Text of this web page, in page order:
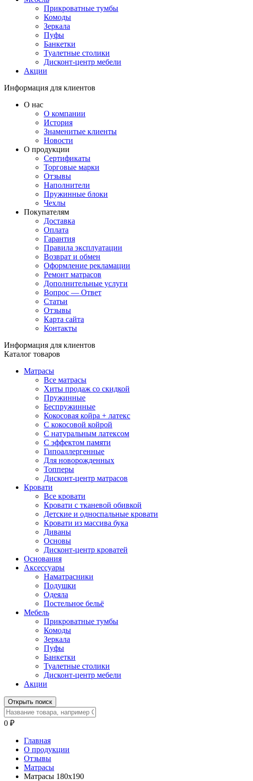
Прикроватные тумбы
Комоды
Зеркала
Пуфы
Банкетки
Туалетные столики
Дисконт-центр мебели
Акции
Информация для клиентов
О нас
О компании
История
Знаменитые клиенты
Новости
О продукции
Сертификаты
Торговые марки
Отзывы
Наполнители
Пружинные блоки
Чехлы
Покупателям
Доставка
Оплата
Гарантия
Правила эксплуатации
Возврат и обмен
Оформление рекламации
Ремонт матрасов
Дополнительные услуги
Вопрос — Ответ
Статьи
Отзывы
Карта сайта
Контакты
Информация для клиентов
Каталог товаров
Матрасы
Все матрасы
Хиты продаж со скидкой
Пружинные
Беспружинные
Кокосовая койра + латекс
С кокосовой койрой
С натуральным латексом
С эффектом памяти
Гипоаллергенные
Для новорожденных
Топперы
Дисконт-центр матрасов
Кровати
Все кровати
Кровати с тканевой обивкой
Детские и односпальные кровати
Кровати из массива бука
Диваны
Основы
Дисконт-центр кроватей
Основания
Аксессуары
Наматрасники
Подушки
Одеяла
Постельное бельё
Мебель
Прикроватные тумбы
Комоды
Зеркала
Пуфы
Банкетки
Туалетные столики
Дисконт-центр мебели
Акции
Открыть поиск
0 ₽
Главная
О продукции
Отзывы
Матрасы
Матрасы 180х190